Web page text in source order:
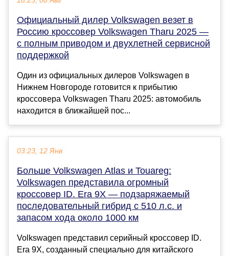
Официальный дилер Volkswagen везет в
Россию кроссовер Volkswagen Tharu 2025 —
с полным приводом и двухлетней сервисной
поддержкой
Один из официальных дилеров Volkswagen в
Нижнем Новгороде готовится к прибытию
кроссовера Volkswagen Tharu 2025: автомобиль
находится в ближайшей пос...
03:23, 12 Янв
Больше Volkswagen Atlas и Touareg:
Volkswagen представила огромный
кроссовер ID. Era 9X — подзаряжаемый
последовательный гибрид с 510 л.с. и
запасом хода около 1000 км
Volkswagen представил серийный кроссовер ID.
Era 9X, созданный специально для китайского